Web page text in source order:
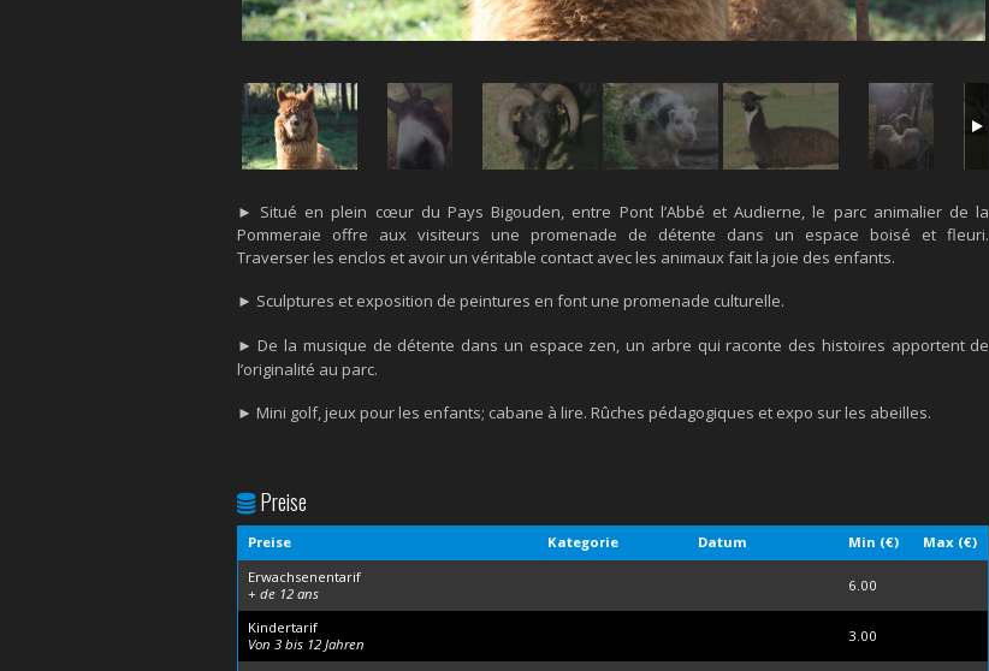
► Situé en plein cœur du Pays Bigouden, entre Pont l’Abbé et Audierne, le parc animalier de la
Pommeraie offre aux visiteurs une promenade de détente dans un espace boisé et fleuri.
Traverser les enclos et avoir un véritable contact avec les animaux fait la joie des enfants.
► Sculptures et exposition de peintures en font une promenade culturelle.
► De la musique de détente dans un espace zen, un arbre qui raconte des histoires apportent de
l’originalité au parc.
► Mini golf, jeux pour les enfants; cabane à lire. Rûches pédagogiques et expo sur les abeilles.
Preise
Preise Kategorie Datum Min (€)
Max (€)
Erwachsenentarif
+ de 12 ans
6.00
Kindertarif
Von 3 bis 12 Jahren
3.00